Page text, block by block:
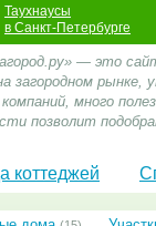
Таухнаусы
в Санкт-Петербурге
— это
загородном
компаний, много
позволит
коттеджей